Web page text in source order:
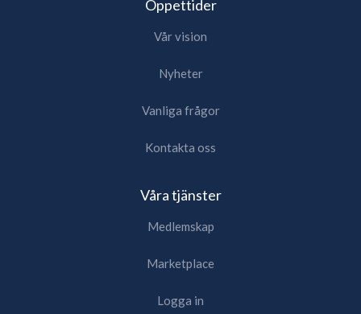
Öppettider
Vår vision
Nyheter
Vanliga frågor
Kontakta oss
Våra tjänster
Medlemskap
Marketplace
Logga in